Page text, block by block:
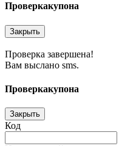
Проверкакупона
Закрыть
Проверка завершена!
Вам выслано sms.
Проверкакупона
Закрыть
Код